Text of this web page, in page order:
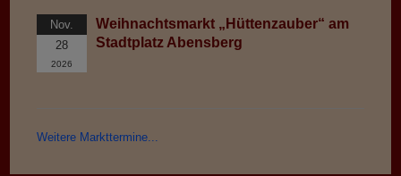
Nov.
28
2026
Weihnachtsmarkt „Hüttenzauber“ am
Stadtplatz Abensberg
Weitere Markttermine...